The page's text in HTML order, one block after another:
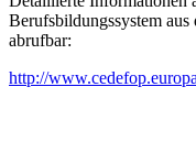
Berufsbildungssystem
abrufbar:
http://